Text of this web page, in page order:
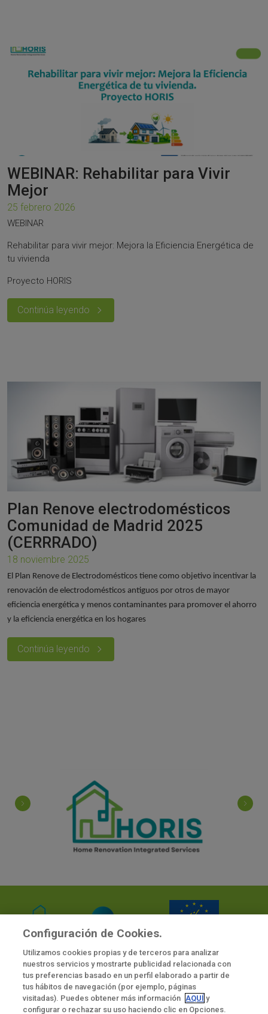
WEBINAR: Rehabilitar para Vivir
Mejor
25 febrero 2026
WEBINAR
Rehabilitar para vivir mejor: Mejora la Eficiencia Energética de
tu vivienda
Proyecto HORIS
Continúa leyendo
Plan Renove electrodomésticos
Comunidad de Madrid 2025
(CERRRADO)
18 noviembre 2025
El Plan Renove de Electrodomésticos tiene como objetivo incentivar la
renovación de electrodomésticos antiguos por otros de mayor
eficiencia energética y menos contaminantes para promover el ahorro
y la eficiencia energética en los hogares
Continúa leyendo
Cofinanciado por la Unión Europea, proyecto nº 101120497. Los puntos de
vista y opiniones expresadas aquí son solamente de sus autores y no
reflejan necesariamente los de la Unión Europea ni los de CINEA. Ni la Unión
Europea ni las autoridades que financian el proyecto pueden ser
consideradas responsables de ellas.
Política de Cookies
Configuración de Cookies.
Utilizamos cookies propias y de terceros para analizar
nuestros servicios y mostrarte publicidad relacionada con
tus preferencias basado en un perfil elaborado a partir de
tus hábitos de navegación (por ejemplo, páginas
visitadas). Puedes obtener más información AQUÍ y
configurar o rechazar su uso haciendo clic en Opciones.